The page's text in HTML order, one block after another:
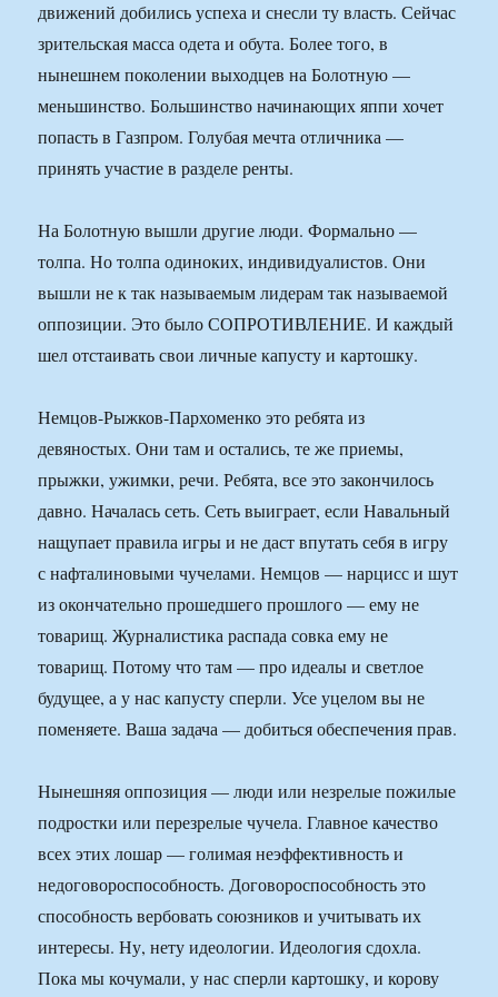
движений добились успеха и снесли ту власть. Сейчас
зрительская масса одета и обута. Более того, в
нынешнем поколении выходцев на Болотную —
меньшинство. Большинство начинающих яппи хочет
попасть в Газпром. Голубая мечта отличника —
принять участие в разделе ренты.
На Болотную вышли другие люди. Формально —
толпа. Но толпа одиноких, индивидуалистов. Они
вышли не к так называемым лидерам так называемой
оппозиции. Это было СОПРОТИВЛЕНИЕ. И каждый
шел отстаивать свои личные капусту и картошку.
Немцов-Рыжков-Пархоменко это ребята из
девяностых. Они там и остались, те же приемы,
прыжки, ужимки, речи. Ребята, все это закончилось
давно. Началась сеть. Сеть выиграет, если Навальный
нащупает правила игры и не даст впутать себя в игру
с нафталиновыми чучелами. Немцов — нарцисс и шут
из окончательно прошедшего прошлого — ему не
товарищ. Журналистика распада совка ему не
товарищ. Потому что там — про идеалы и светлое
будущее, а у нас капусту сперли. Усе уцелом вы не
поменяете. Ваша задача — добиться обеспечения прав.
Нынешняя оппозиция — люди или незрелые пожилые
подростки или перезрелые чучела. Главное качество
всех этих лошар — голимая неэффективность и
недоговороспособность. Договороспособность это
способность вербовать союзников и учитывать их
интересы. Ну, нету идеологии. Идеология сдохла.
Пока мы кочумали, у нас сперли картошку, и корову